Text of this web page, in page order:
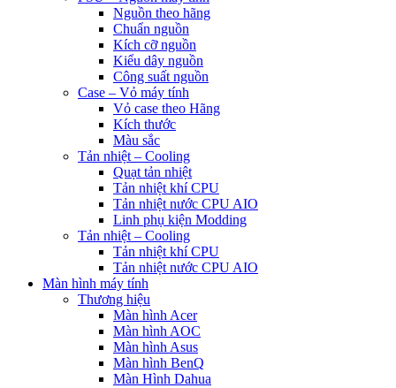
Nguồn theo hãng
Chuẩn nguồn
Kích cỡ nguồn
Kiểu dây nguồn
Công suất nguồn
Case – Vỏ máy tính
Vỏ case theo Hãng
Kích thước
Màu sắc
Tản nhiệt – Cooling
Quạt tản nhiệt
Tản nhiệt khí CPU
Tản nhiệt nước CPU AIO
Linh phụ kiện Modding
Tản nhiệt – Cooling
Tản nhiệt khí CPU
Tản nhiệt nước CPU AIO
Màn hình máy tính
Thương hiệu
Màn hình Acer
Màn hình AOC
Màn hình Asus
Màn hình BenQ
Màn Hình Dahua